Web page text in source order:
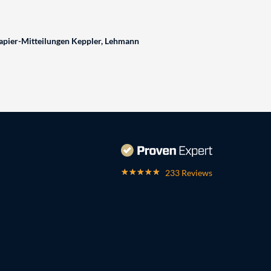
Mitteilungen Keppler, Lehmann
233 Reviews